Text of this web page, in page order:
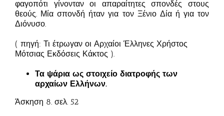
φαγοπότι γίνονταν οι απαραίτητες σπονδές στους
θεούς. Μία σπονδή ήταν για τον Ξένιο Δία ή για τον
Διόνυσο.
( πηγή: Τι έτρωγαν οι Αρχαίοι Έλληνες Χρήστος
Μότσιας Εκδόσεις Κάκτος ).
Τα ψάρια ως στοιχείο διατροφής των
αρχαίων Ελλήνων.
Άσκηση 8. σελ. 52